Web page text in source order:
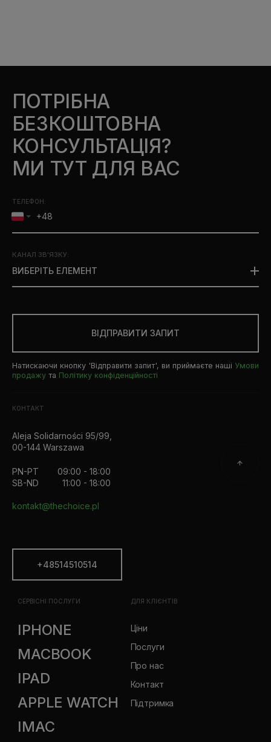
ПОТРІБНА
БЕЗКОШТОВНА
КОНСУЛЬТАЦІЯ?
МИ ТУТ ДЛЯ ВАС
ТЕЛЕФОН:
КАНАЛ ЗВ'ЯЗКУ:
ВИБЕРІТЬ ЕЛЕМЕНТ
ВІДПРАВИТИ ЗАПИТ
Натискаючи кнопку 'Відправити запит', ви приймаєте наші Умови
продажута Політику конфіденційності
КОНТАКТ
Aleja Solidarności 95/99,
00-144 Warszawa
PN-PT
09:00 - 18:00
SB-ND
11:00 - 18:00
kontakt@thechoice.pl
+48514510514
СЕРВІСНІ ПОСЛУГИ
IPHONE
MACBOOK
IPAD
APPLE WATCH
IMAC
ДЛЯ КЛІЄНТІВ
Ціни
Послуги
Про нас
Контакт
Підтримка